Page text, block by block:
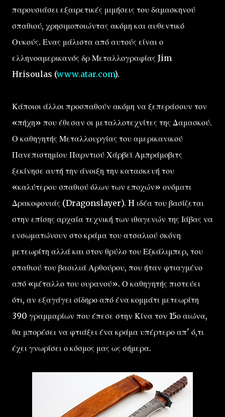
παρουσιάσει εξαιρετικές μιμήσεις του δαμασκηνού
σπαθιού, χρησιμοποιώντας ακόμη και αυθεντικό
Ουκούς. Ενας μάλιστα από αυτούς είναι ο
ελληνοαμερικανός δρ Μεταλλογραφίας Jim
Hrisoulas (www.atar.com).
Κάποιοι άλλοι προσπαθούν ακόμη να ξεπεράσουν τον
«πήχη» που έθεσαν οι μεταλλοτεχνίτες της Δαμασκού.
Ο καθηγητής Μεταλλουργίας του αμερικανικού
Πανεπιστημίου Παρντιού Χάρβεϊ Αμπράμοβιτς
ξεκίνησε αυτή την άνοιξη την κατασκευή του
«καλύτερου σπαθιού όλων των εποχών» ονόματι
Δρακοφονιάς (Dragonslayer). H ιδέα του βασίζεται
στην επίσης αρχαία τεχνική των ιθαγενών της Ιάβας να
ενσωματώνουν στο κράμα του ατσαλιού σκόνη
μετεωρίτη αλλά και στον θρύλο του Εξκάλιμπερ, του
σπαθιού του βασιλιά Αρθούρου, που ήταν φτιαγμένο
από «μέταλλο του ουρανού». Ο καθηγητής πιστεύει
ότι, αν εξαγάγει σίδηρο από ένα κομμάτι μετεωρίτη
390 γραμμαρίων που έπεσε στην Κίνα τον 15ο αιώνα,
θα μπορέσει να φτιάξει ένα κράμα υπέρτερο απ' ό,τι
έχει γνωρίσει ο κόσμος μας ως σήμερα.